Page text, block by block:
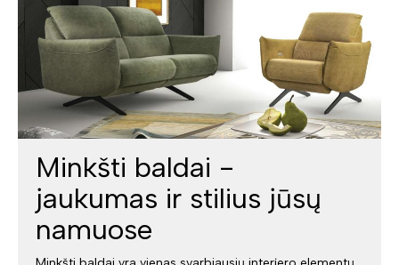
Minkšti baldai -
jaukumas ir stilius jūsų
namuose